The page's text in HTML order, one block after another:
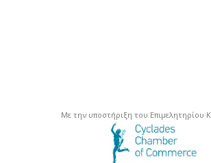
Με την υποστήριξη του Επιμελητηρίου